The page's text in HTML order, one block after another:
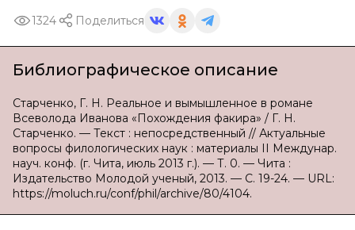
1324 Поделиться
Библиографическое описание
Старченко, Г. Н. Реальное и вымышленное в романе
Всеволода Иванова «Похождения факира» / Г. Н.
Старченко. — Текст : непосредственный // Актуальные
вопросы филологических наук : материалы II Междунар.
науч. конф. (г. Чита, июль 2013 г.). — Т. 0. — Чита :
Издательство Молодой ученый, 2013. — С. 19-24. — URL:
https://moluch.ru/conf/phil/archive/80/4104.